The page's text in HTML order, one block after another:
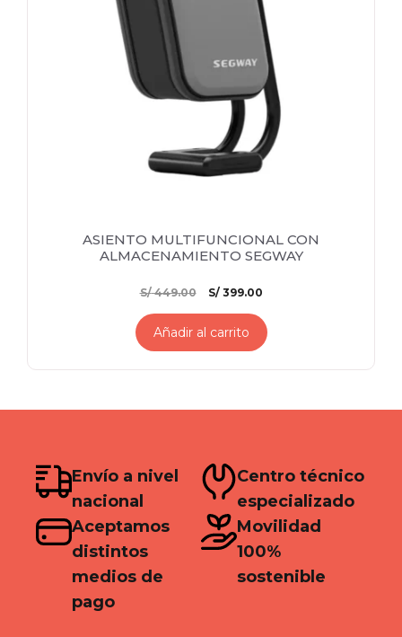
ASIENTO MULTIFUNCIONAL CON
ALMACENAMIENTO SEGWAY
S/449.00
El
original
S/399.00El
actual
es:
Añadir al carrito
Envío a nivel
nacional
Centro técnico
especializado
Aceptamos
distintos
medios de
pago
Movilidad
100%
sostenible